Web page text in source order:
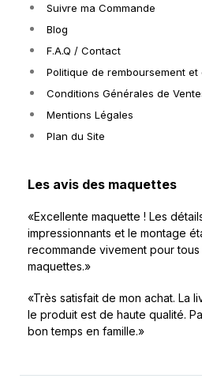
Suivre ma Commande
Blog
F.A.Q / Contact
Politique de remboursement et
Conditions Générales de
Mentions Légales
Plan du Site
Les avis des maquettes
«Excellente maquette ! Les
impressionnants et le montage
recommande vivement pour
maquettes.»
«Très satisfait de mon achat. La
le produit est de haute qualité.
bon temps en famille.»